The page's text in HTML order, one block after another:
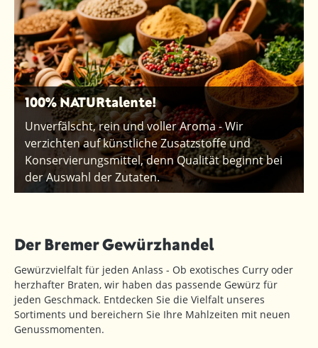
100% NATURtalente!
Unverfälscht, rein und voller Aroma - Wir
verzichten auf künstliche Zusatzstoffe und
Konservierungsmittel, denn Qualität beginnt bei
der Auswahl der Zutaten.
Der Bremer Gewürzhandel
Gewürzvielfalt für jeden Anlass - Ob exotisches Curry oder
herzhafter Braten, wir haben das passende Gewürz für
jeden Geschmack. Entdecken Sie die Vielfalt unseres
Sortiments und bereichern Sie Ihre Mahlzeiten mit neuen
Genussmomenten.